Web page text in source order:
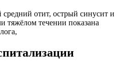
отит, острый синусит и
тяжёлом течении показана